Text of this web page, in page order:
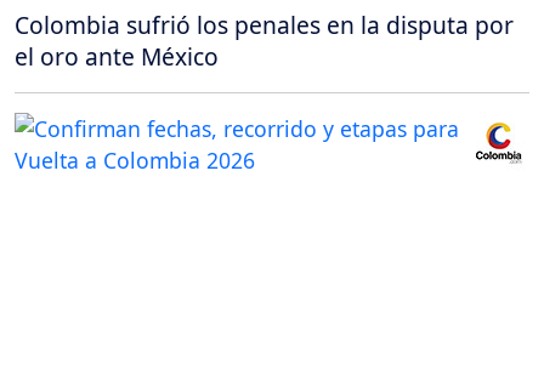
Colombia sufrió los penales en la disputa por
el oro ante México